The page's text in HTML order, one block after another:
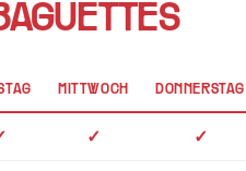
Bäckerei Dannenmann,
MITTWOCH DONNERSTAG
✓ ✓